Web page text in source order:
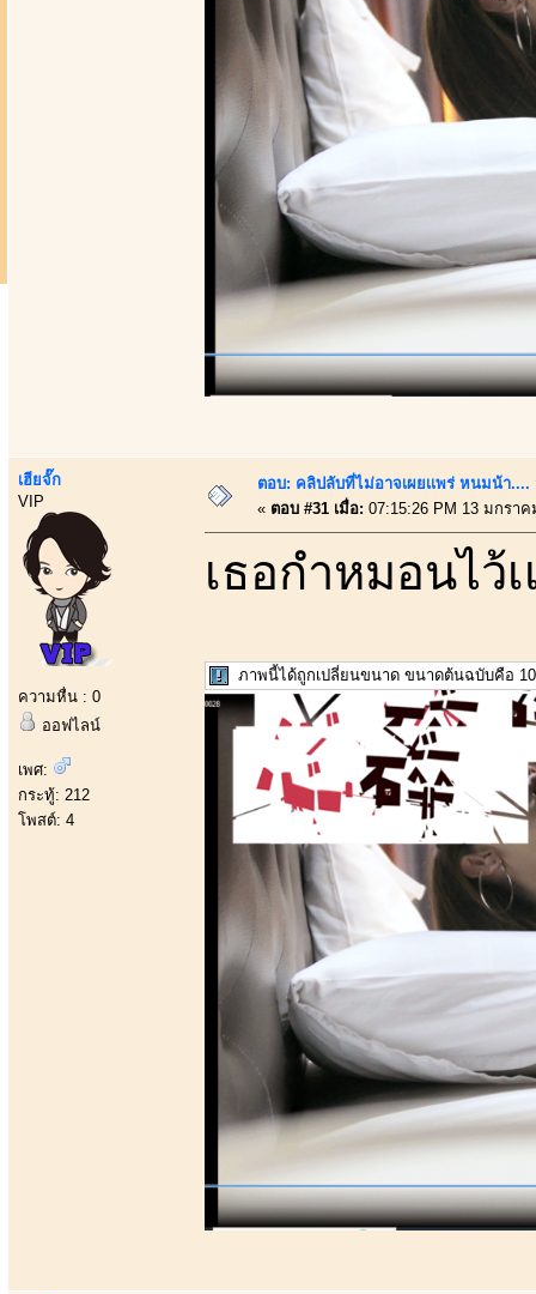
เฮียจั๊ก
VIP
ความหื่น : 0
ออฟไลน์
เพศ:
กระทู้: 212
โพสต์: 4
ตอบ: คลิปลับที่ไม่อาจเผยเเพร่ หนมน้า
« ตอบ #31 เมื่อ: 07:15:26 PM 13 มกราค
เธอกำหมอนไว้
ภาพนี้ได้ถูกเปลี่ยนขนาด ขนาดต้นฉบับคือ